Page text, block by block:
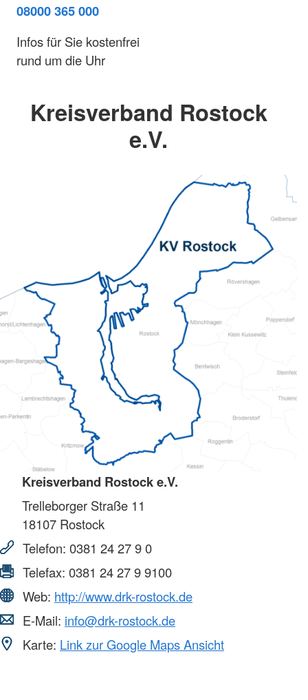
08000 365 000
Infos für Sie kostenfrei
rund um die Uhr
Kreisverband Rostock
e.V.
Kreisverband Rostock e.V.
Trelleborger Straße 11
18107 Rostock
Telefon: 0381 24 27 9 0
Telefax: 0381 24 27 9 9100
Web: http://www.drk-rostock.de
E-Mail: info@drk-rostock.de
Karte: Link zur Google Maps Ansicht